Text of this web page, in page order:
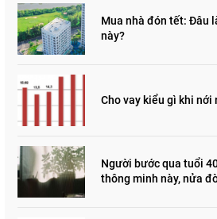
Mua nhà đón tết: Đâu
này?
Cho vay kiểu gì khi nới
Người bước qua tuổi
thông minh này, nửa